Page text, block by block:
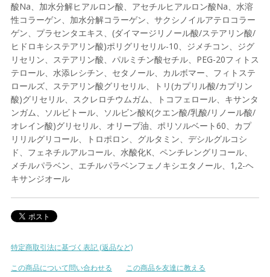
酸Na、加水分解ヒアルロン酸、アセチルヒアルロン酸Na、水溶
性コラーゲン、加水分解コラーゲン、サクシノイルアテロコラー
ゲン、プラセンタエキス、(ダイマージリノール酸/ステアリン酸/
ヒドロキシステアリン酸)ポリグリセリル-10、ジメチコン、ジグ
リセリン、ステアリン酸、パルミチン酸セチル、PEG-20フィトス
テロール、水添レシチン、セタノール、カルボマー、フィトステ
ロールズ、ステアリン酸グリセリル、トリ(カプリル酸/カプリン
酸)グリセリル、スクレロチウムガム、トコフェロール、キサンタ
ンガム、ソルビトール、ソルビン酸K(クエン酸/乳酸/リノール酸/
オレイン酸)グリセリル、オリーブ油、ポリソルベート60、カプ
リリルグリコール、トロポロン、グルタミン、デシルグルコシ
ド、フェネチルアルコール、水酸化K、ペンチレングリコール、
メチルパラベン、エチルパラベンフェノキシエタノール、1,2-ヘ
キサンジオール
特定商取引法に基づく表記 (返品など)
この商品について問い合わせる
この商品を友達に教える